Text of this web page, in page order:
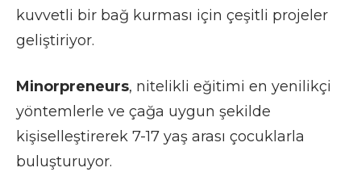
kuvvetli bir bağ kurması için çeşitli projeler
geliştiriyor.
Minorpreneurs, nitelikli eğitimi en yenilikçi
yöntemlerle ve çağa uygun şekilde
kişiselleştirerek 7-17 yaş arası çocuklarla
buluşturuyor.